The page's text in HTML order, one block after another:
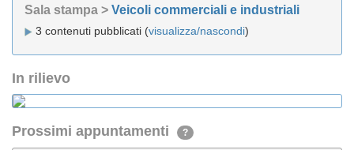
Sala stampa > Veicoli commerciali e industriali
3 contenuti pubblicati (visualizza/nascondi)
In rilievo
Prossimi appuntamenti ?